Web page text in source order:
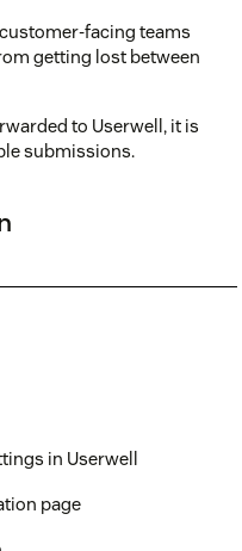
facing teams
getting lost between
to Userwell, it is
submissions.
in Userwell
page